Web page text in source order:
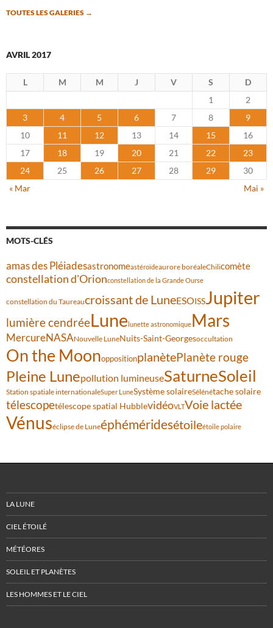
TOUTES LES GALERIES →
AVRIL 2017
L M M J V S
D
1
2
3
4 5 6 7 8
9
10
11 12 13 14 15
16
17
18 19 20 21 22
23
24
25 26 27 28 29
30
« Mar
Mai »
MOTS-CLÉS
amas des Pléiadesastronomeastéroïdeaurore boréaleChilicomète
constellation d'Orionconstellation de la Grande Ourse
constellation du Taureaucroissant de LuneESOISSJupiter
lumière cendréeLune lunette astronomiqueMars
MercureNASANouvelle LuneNuits-Saint-Georgesoccultation
On the MoonoppositionplanètePlanète rouge
Pleine Lunepollution lumineuseSaturneSoleil
Station spatiale internationaleSuper LuneSystème solaireSélénétache solaire
télescopetélescope spatial HubblevidéoVLTVoie lactée
Vénuséclipse de Luneéphéméridesétoileétoile polaire
LA LUNE
CIEL ÉTOILÉ
MÉTÉORES
SOLEIL ET PLANÈTES
LES HOMMES ET LE CIEL